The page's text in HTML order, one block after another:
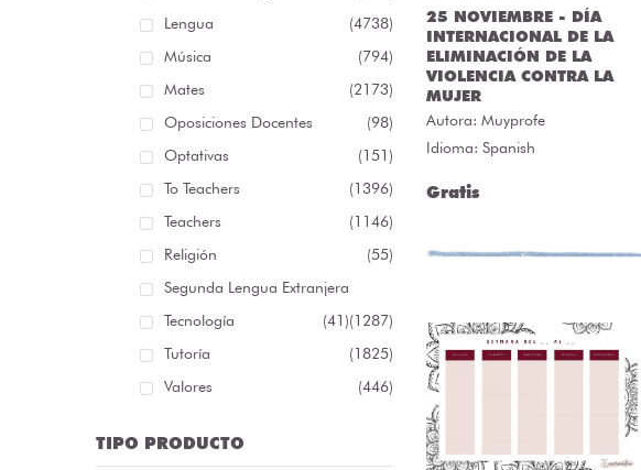
Lengua
(4738)
Música
(794)
Mates
(2173)
Oposiciones Docentes
(98)
Optativas
(151)
To Teachers
(1396)
Teachers
(1146)
Religión
(55)
Segunda Lengua Extranjera
(1287)
Tecnología
(41)
Tutoría
(1825)
Valores
(446)
TIPO PRODUCTO
25 NOVIEMBRE - DÍA
INTERNACIONAL DE LA
ELIMINACIÓN DE LA
VIOLENCIA CONTRA LA
MUJER
Autora: Muyprofe
Idioma: Spanish
Gratis